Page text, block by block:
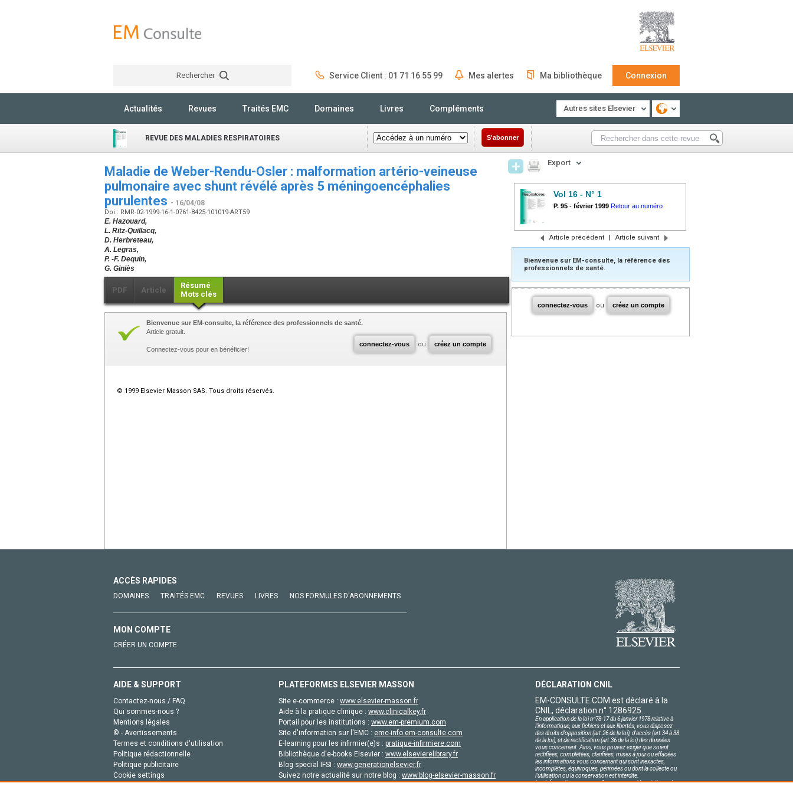
Rechercher Service Client : 01 71 16 55 99 Mes alertes Ma bibliothèque Connexion
Actualités Revues Traités EMC Domaines Livres Compléments Autres sites Elsevier
REVUE DES MALADIES RESPIRATOIRES S'abonner
Maladie de Weber-Rendu-Osler : malformation artério-veineuse
pulmonaire avec shunt révélé après 5 méningoencéphalies
purulentes - 16/04/08
Doi : RMR-02-1999-16-1-0761-8425-101019-ART59
E. Hazouard,
L. Ritz-Quillacq,
D. Herbreteau,
A. Legras,
P. -F. Dequin,
G. Giniès
PDF Article
Résumé
Mots clés
connectez-vous ou créez un compte
Bienvenue sur EM-consulte, la référence des professionnels de santé.
Article gratuit.
Connectez-vous pour en bénéficier!
© 1999 Elsevier Masson SAS. Tous droits réservés.
Export
Vol 16 - N° 1
P. 95 - février 1999 Retour au numéro
Article précédent | Article suivant
Bienvenue sur EM-consulte, la référence des
professionnels de santé.
connectez-vous ou créez un compte
ACCÈS RAPIDES
DOMAINES TRAITÉS EMC REVUES LIVRES NOS FORMULES D'ABONNEMENTS
MON COMPTE
CRÉER UN COMPTE
AIDE & SUPPORT
Contactez-nous / FAQ
Qui sommes-nous ?
Mentions légales
© - Avertissements
Termes et conditions d'utilisation
Politique rédactionnelle
Politique publicitaire
Cookie settings
PLATEFORMES ELSEVIER MASSON
Site e-commerce : www.elsevier-masson.fr
Aide à la pratique clinique : www.clinicalkey.fr
Portail pour les institutions : www.em-premium.com
Site d'information sur l'EMC : emc-info.em-consulte.com
E-learning pour les infirmier(e)s : pratique-infirmiere.com
Bibliothèque d'e-books Elsevier : www.elsevierelibrary.fr
Blog special IFSI : www.generationelsevier.fr
Suivez notre actualité sur notre blog : www.blog-elsevier-masson.fr
DÉCLARATION CNIL
EM-CONSULTE.COM est déclaré à la
CNIL, déclaration n° 1286925.
En application de la loi nº78-17 du 6 janvier 1978 relative à
l'informatique, aux fichiers et aux libertés, vous disposez
des droits d'opposition (art.26 de la loi), d'accès (art.34 à 38
de la loi), et de rectification (art.36 de la loi) des données
vous concernant. Ainsi, vous pouvez exiger que soient
rectifiées, complétées, clarifiées, mises à jour ou effacées
les informations vous concernant qui sont inexactes,
incomplètes, équivoques, périmées ou dont la collecte ou
l'utilisation ou la conservation est interdite.
Les informations personnelles concernant les visiteurs de